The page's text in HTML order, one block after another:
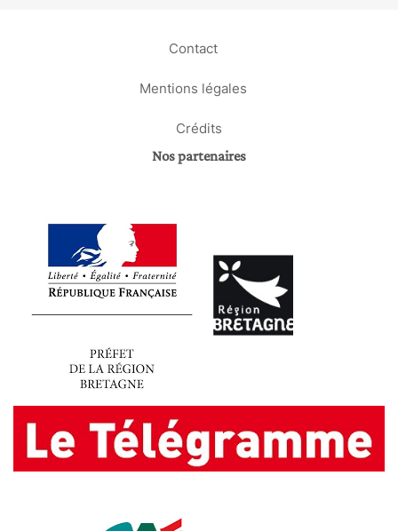
Contact
Mentions légales
Crédits
Nos partenaires